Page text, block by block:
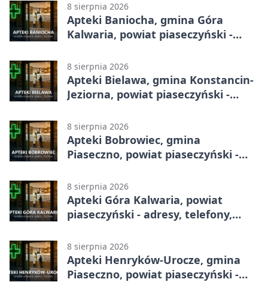
8 sierpnia 2026
Apteki Baniocha, gmina Góra
Kalwaria, powiat piaseczyński -
8 sierpnia 2026
Apteki Bielawa, gmina Konstancin-
Jeziorna, powiat piaseczyński -
8 sierpnia 2026
Apteki Bobrowiec, gmina
Piaseczno, powiat piaseczyński -
8 sierpnia 2026
Apteki Góra Kalwaria, powiat
piaseczyński - adresy, telefony,
8 sierpnia 2026
Apteki Henryków-Urocze, gmina
Piaseczno, powiat piaseczyński -